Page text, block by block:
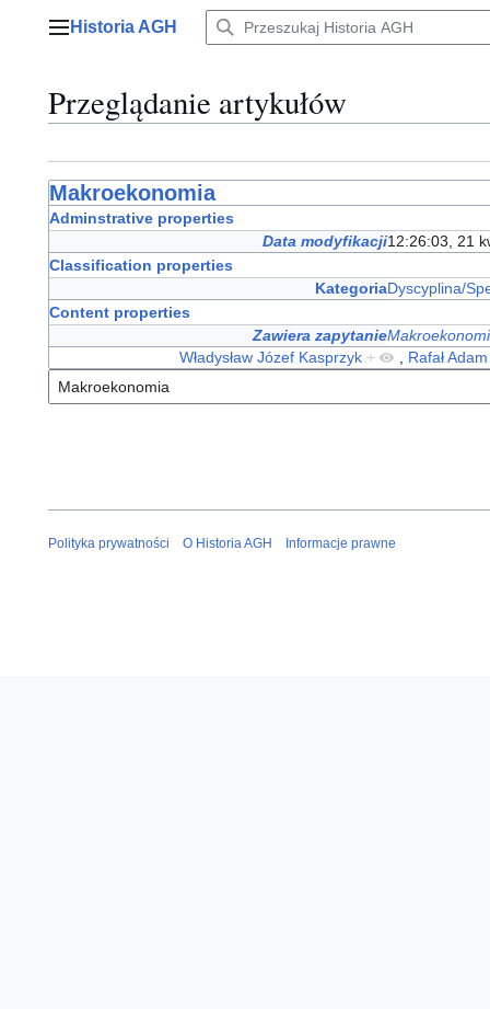
Menu główne
Historia AGH
Przeglądanie artykułów
Makroekonomia
Adminstrative properties
Data modyfikacji12:26:03, 21
Classification properties
KategoriaDyscyplina/
Content properties
Zawiera zapytanie
Władysław Józef Kasprzyk + Rafał
Polityka prywatności O Historia AGH Informacje prawne